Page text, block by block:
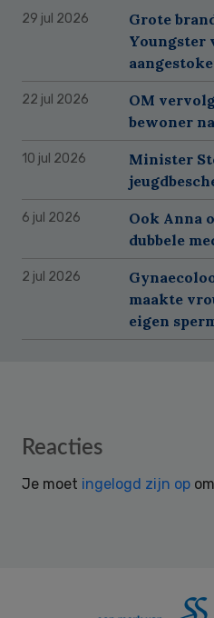
29 jul 2026
Grote
Youngster
22 jul 2026
OM
bewoner
10 jul 2026
Minister
6 jul 2026
Ook Anna
dubbele
2 jul 2026
maakte
eigen
Reader
Reacties
Je moet ingelogd zijn op